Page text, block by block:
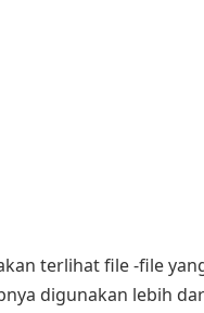
terlihat file -file
digunakan lebih